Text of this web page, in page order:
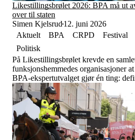
Likestillingsbrølet 2026: BPA må ut
over til staten
Simen Kjelsrud 12. juni 2026
Aktuelt
BPA CRPD Festival
Politisk
På Likestillingsbrølet krevde en
funksjonshemmedes organisasjoner
BPA-ekspertutvalget gjør én ting:
likestillingsverktøyet det var ment å
fra kommunene til staten.